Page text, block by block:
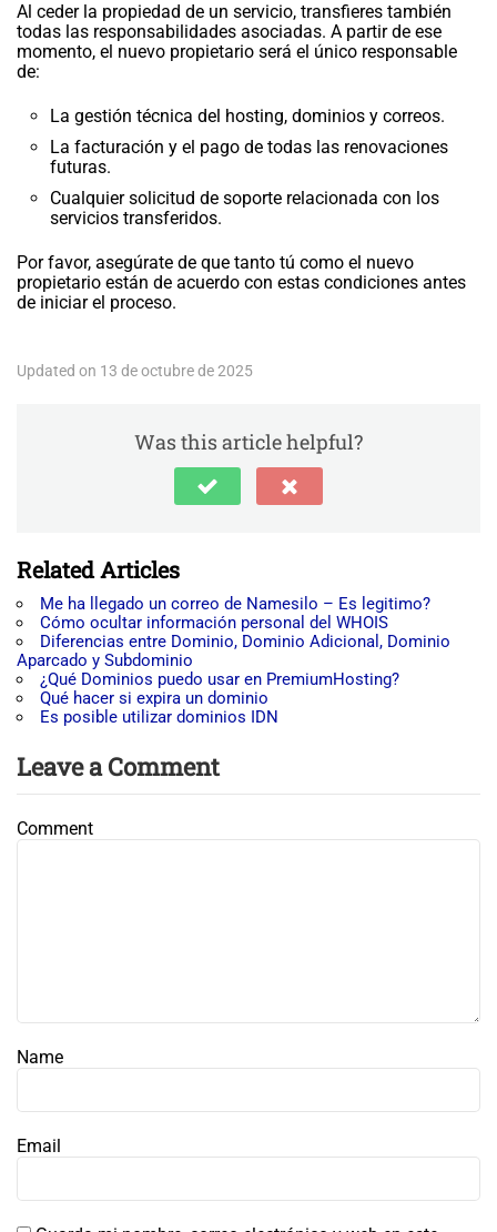
Al ceder la propiedad de un servicio, transfieres también
todas las responsabilidades asociadas. A partir de ese
momento, el nuevo propietario será el único responsable
de:
La gestión técnica del hosting, dominios y correos.
La facturación y el pago de todas las renovaciones
futuras.
Cualquier solicitud de soporte relacionada con los
servicios transferidos.
Por favor, asegúrate de que tanto tú como el nuevo
propietario están de acuerdo con estas condiciones antes
de iniciar el proceso.
Updated on 13 de octubre de 2025
Was this article helpful?
Related Articles
Me ha llegado un correo de Namesilo – Es legitimo?
Cómo ocultar información personal del WHOIS
Diferencias entre Dominio, Dominio Adicional, Dominio
Aparcado y Subdominio
¿Qué Dominios puedo usar en PremiumHosting?
Qué hacer si expira un dominio
Es posible utilizar dominios IDN
Leave a Comment
Comment
Name
Email